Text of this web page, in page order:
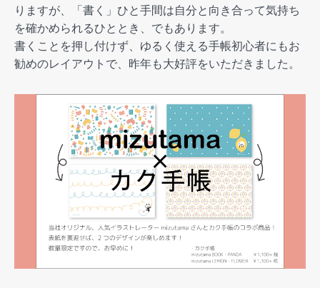
りますが、「書く」ひと手間は自分と向き合って気持ち
を確かめられるひととき、でもあります。
書くことを押し付けず、ゆるく使える手帳初心者にもお
勧めのレイアウトで、昨年も大好評をいただきました。